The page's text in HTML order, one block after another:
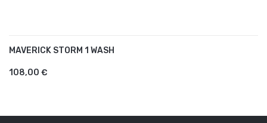
MAVERICK STORM 1 WASH
108,00 €